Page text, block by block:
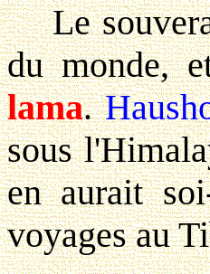
Le
du monde,
lama.
sous
en aurait
voyages au